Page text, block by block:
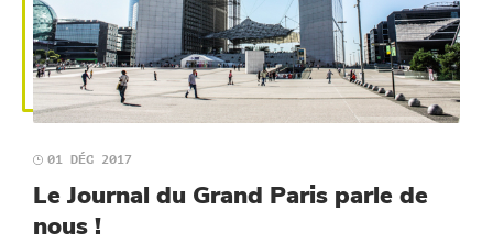
01 DÉC 2017
Le Journal du Grand Paris parle de
nous !